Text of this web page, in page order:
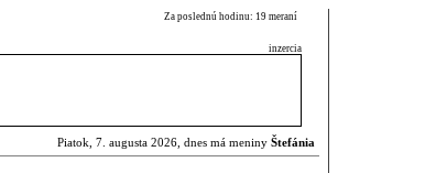
Za poslednú hodinu: 19 meraní
inzercia
Piatok, 7. augusta 2026, dnes má meniny Štefánia